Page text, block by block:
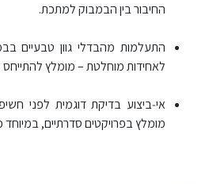
החיבור בין הבמבוק למתכת.
התעלמות מהבדלי גוון טבעיים
לאחידות מוחלטת – מומלץ
אי‑ביצוע בדיקת דוגמית לפני
מומלץ בפרויקטים סדרתיים,